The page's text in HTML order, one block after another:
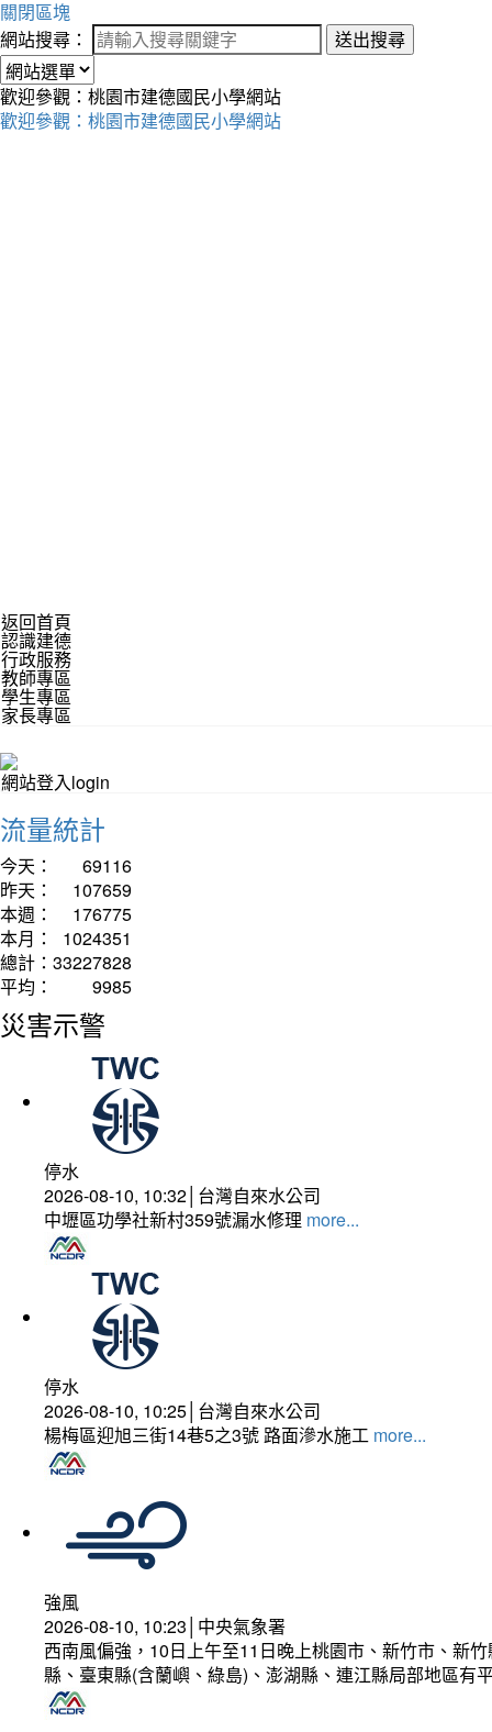
關閉區塊
網站搜尋：
送出搜尋
歡迎參觀：桃園市建德國民小學網站
歡迎參觀：桃園市建德國民小學網站
返回首頁
認識建德
行政服務
教師專區
學生專區
家長專區
網站登入login
流量統計
今天：
69116
昨天：
107659
本週：
176775
本月：
1024351
總計： 33227828
平均：
9985
災害示警
停水
2026-08-10, 10:32│台灣自來水公司
中壢區功學社新村359號漏水修理 more...
停水
2026-08-10, 10:25│台灣自來水公司
楊梅區迎旭三街14巷5之3號 路面滲水施工 more...
強風
2026-08-10, 10:23│中央氣象署
西南風偏強，10日上午至11日晚上桃園市、新竹市、新
縣、臺東縣(含蘭嶼、綠島)、澎湖縣、連江縣局部地區